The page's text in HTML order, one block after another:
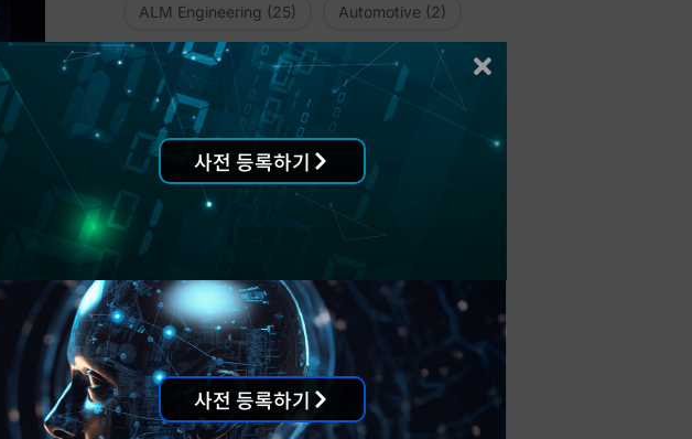
ALM Engineering (25) Automotive (2)
BlazeMeter Code Intelligence
codebeamer (4) CodeCenter (21)
Codee (3) Contact Software
Deepnote(2) Deskpro
DreamFactory(2)
Enterprise Architect(2)
Experience Platform(10) GitHub
사전 등록하기
사전 등록하기